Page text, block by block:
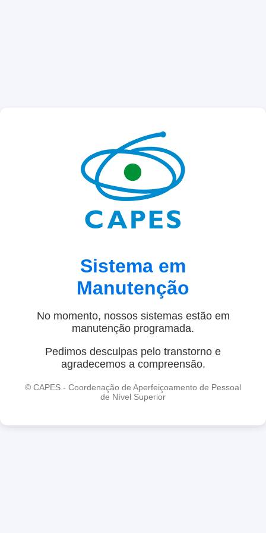
Sistema em
Manutenção
No momento, nossos sistemas estão em
manutenção programada.
Pedimos desculpas pelo transtorno e
agradecemos a compreensão.
© CAPES - Coordenação de Aperfeiçoamento de Pessoal
de Nível Superior